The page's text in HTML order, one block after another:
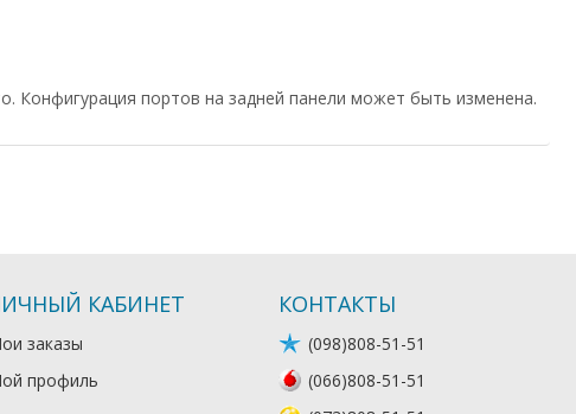
Конфигурация портов на задней панели может быть изменена.
КАБИНЕТ
заказы
профиль
КОНТАКТЫ
(098)808-51-51
(066)808-51-51